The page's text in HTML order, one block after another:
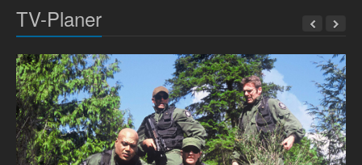
TV-Planer